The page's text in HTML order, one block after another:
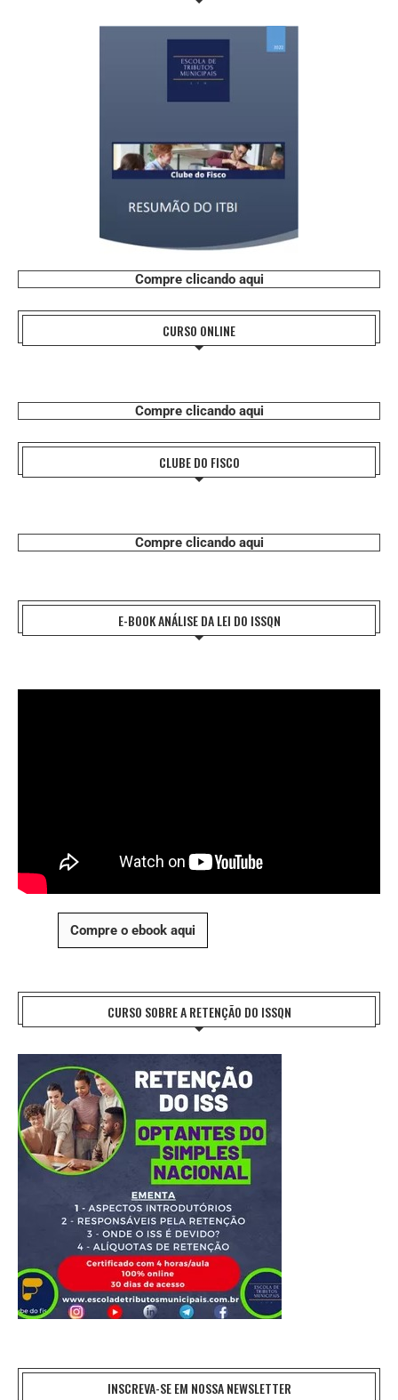
Compre clicando aqui
CURSO ONLINE
Compre clicando aqui
CLUBE DO FISCO
Compre clicando aqui
E-BOOK ANÁLISE DA LEI DO ISSQN
Compre o ebook aqui
CURSO SOBRE A RETENÇÃO DO ISSQN
INSCREVA-SE EM NOSSA NEWSLETTER